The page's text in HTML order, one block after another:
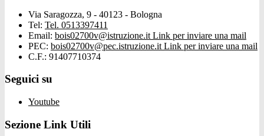
Via Saragozza, 9 - 40123 - Bologna
Tel: Tel. 0513397411
Email: bois02700v@istruzione.it Link per inviare una mail
PEC: bois02700v@pec.istruzione.it Link per inviare una mail
C.F.: 91407710374
Seguici su
Youtube
Sezione Link Utili